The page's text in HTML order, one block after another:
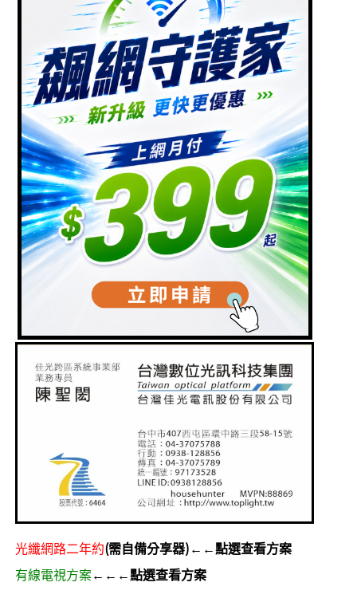
光纖網路二年約(需自備分享器)←←點選查看方案
有線電視方案←←←點選查看方案